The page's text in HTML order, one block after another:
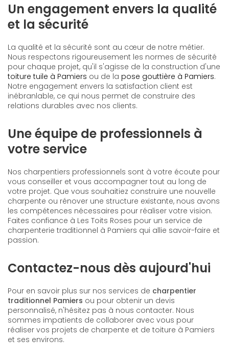
Un engagement envers la qualité
et la sécurité
La qualité et la sécurité sont au cœur de notre métier.
Nous respectons rigoureusement les normes de sécurité
pour chaque projet, qu'il s'agisse de la construction d'une
toiture tuile à Pamiers ou de la pose gouttière à Pamiers.
Notre engagement envers la satisfaction client est
inébranlable, ce qui nous permet de construire des
relations durables avec nos clients.
Une équipe de professionnels à
votre service
Nos charpentiers professionnels sont à votre écoute pour
vous conseiller et vous accompagner tout au long de
votre projet. Que vous souhaitiez construire une nouvelle
charpente ou rénover une structure existante, nous avons
les compétences nécessaires pour réaliser votre vision.
Faites confiance à Les Toits Roses pour un service de
charpenterie traditionnel à Pamiers qui allie savoir-faire et
passion.
Contactez-nous dès aujourd'hui
Pour en savoir plus sur nos services de charpentier
traditionnel Pamiers ou pour obtenir un devis
personnalisé, n'hésitez pas à nous contacter. Nous
sommes impatients de collaborer avec vous pour
réaliser vos projets de charpente et de toiture à Pamiers
et ses environs.